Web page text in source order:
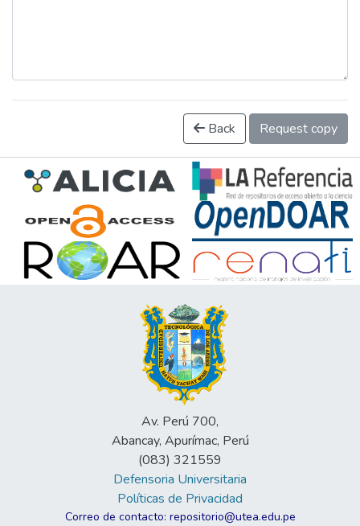
Back Request copy
Av. Perú 700,
Abancay, Apurímac, Perú
(083) 321559
Defensoria Universitaria
Políticas de Privacidad
Correo de contacto: repositorio@utea.edu.pe